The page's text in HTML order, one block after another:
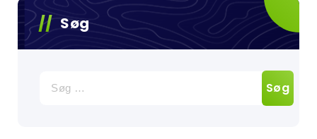
Søg
efter: